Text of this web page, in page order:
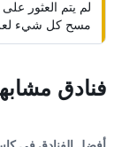
لم يتم العثور
مسح كل شيء
فنادق